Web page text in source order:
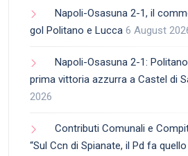
Napoli-Osasuna 2-1, il
gol Politano e Lucca 6 August
Napoli-Osasuna 2-1:
prima vittoria azzurra a Castel di
2026
Contributi Comunali e
“Sul Ccn di Spianate, il Pd fa